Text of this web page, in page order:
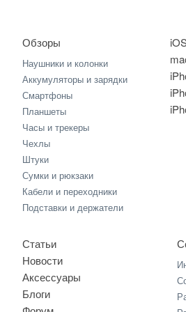
Обзоры
Наушники и колонки
Аккумуляторы и зарядки
Смартфоны
Планшеты
Часы и трекеры
Чехлы
Штуки
Сумки и рюкзаки
Кабели и переходники
Подставки и держатели
Статьи
Новости
Аксессуары
Блоги